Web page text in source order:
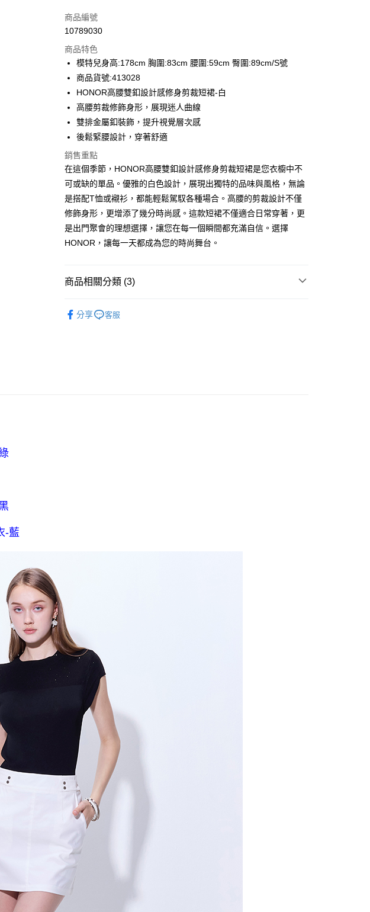
信用卡一次付款
LINE Pay
Apple Pay
街口支付
悠遊付
ATM付款
運送方式
全家取貨付款 -訂單滿 $2000 元即享免運服務，未滿則另收
$80 元物流費用。
全家付款後取貨-訂單滿 $2000 元即享免運服務-未滿則另收
每筆NT$80，滿NT$2,000(含以上)免運費
商品編號
10789030
商品特色
模特兒身高:178cm 胸圍:83cm 腰圍:59cm 臀圍:89cm/S號
商品貨號:413028
HONOR高腰雙釦設計感修身剪裁短裙-白
高腰剪裁修飾身形，展現迷人曲線
雙排金屬釦裝飾，提升視覺層次感
後鬆緊腰設計，穿著舒適
銷售重點
在這個季節，HONOR高腰雙釦設計感修身剪裁短裙是您衣櫥中不
可或缺的單品。優雅的白色設計，展現出獨特的品味與風格，無論
是搭配T恤或襯衫，都能輕鬆駕馭各種場合。高腰的剪裁設計不僅
修飾身形，更增添了幾分時尚感。這款短裙不僅適合日常穿著，更
是出門聚會的理想選擇，讓您在每一個瞬間都充滿自信。選擇
HONOR，讓每一天都成為您的時尚舞台。
商品相關分類 (3)
分享 客服
-藍